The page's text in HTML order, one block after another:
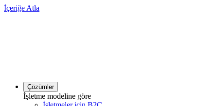
İçeriğe Atla
Çözümler
İşletme modeline göre